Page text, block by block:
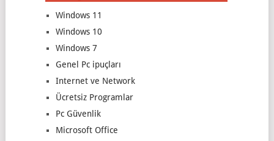
Windows 11
Windows 10
Windows 7
Genel Pc ipuçları
Internet ve Network
Ücretsiz Programlar
Pc Güvenlik
Microsoft Office